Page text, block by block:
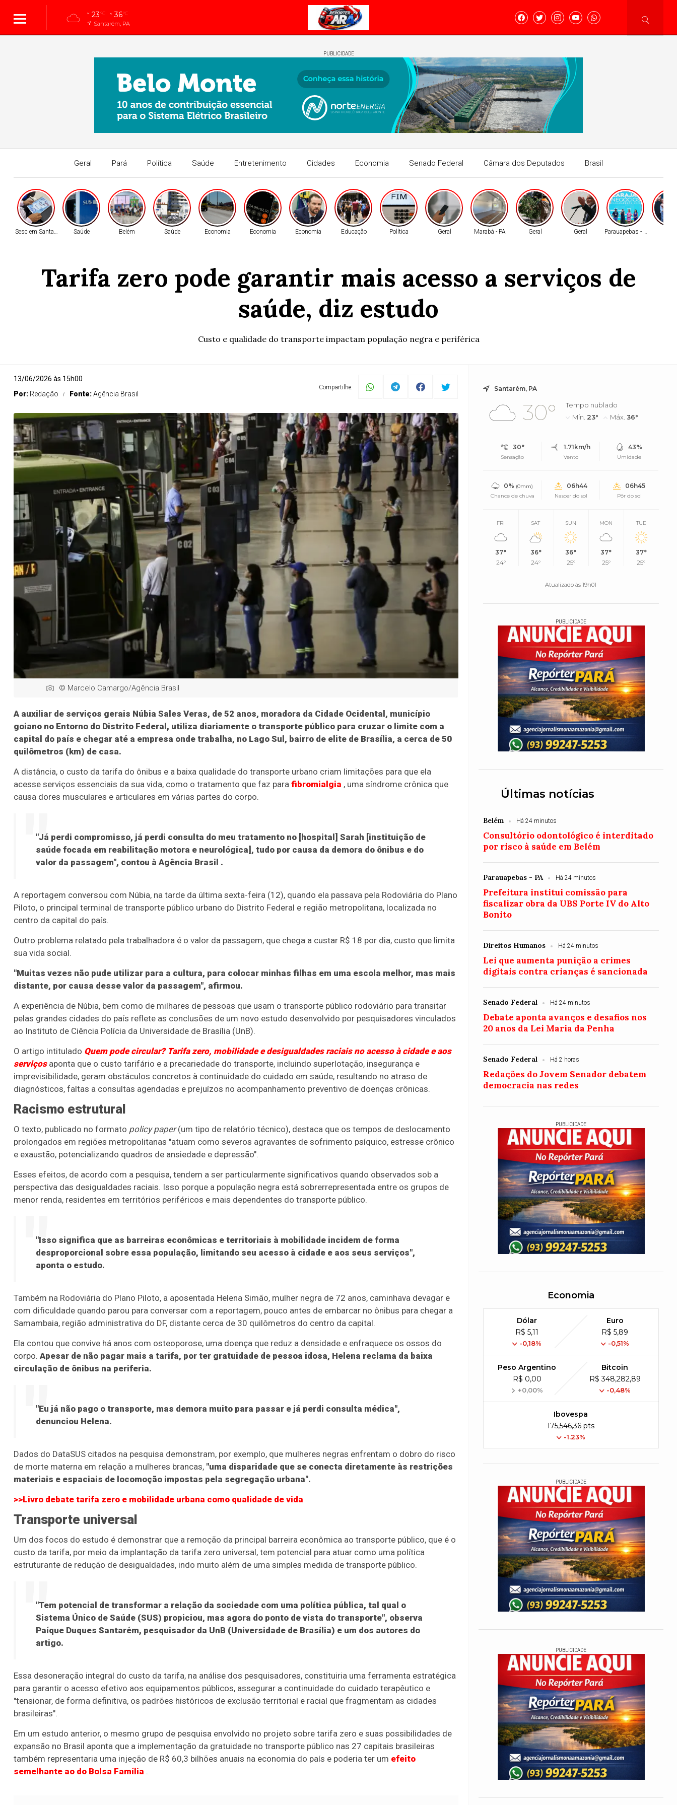
23°C 36°C
Santarém, PA
PUBLICIDADE
Geral Pará Política Saúde Entretenimento Cidades Economia Senado Federal Câmara dos Deputados Brasil
Sesc em Santarém Saúde Belém Saúde Economia Economia Economia Educação Política Geral Marabá - PA Geral Geral Parauapebas - PA
Tarifa zero pode garantir mais acesso a serviços de
saúde, diz estudo
Custo e qualidade do transporte impactam população negra e periférica
13/06/2026 às 15h00
Por: Redação Fonte:Agência Brasil
Compartilhe:
© Marcelo Camargo/Agência Brasil
A auxiliar de serviços gerais Núbia Sales Veras, de 52 anos, moradora da Cidade Ocidental, município
goiano no Entorno do Distrito Federal, utiliza diariamente o transporte público para cruzar o limite com a
capital do país e chegar até a empresa onde trabalha, no Lago Sul, bairro de elite de Brasília, a cerca de 50
quilômetros (km) de casa.
A distância, o custo da tarifa do ônibus e a baixa qualidade do transporte urbano criam limitações para que ela
acesse serviços essenciais da sua vida, como o tratamento que faz para fibromialgia , uma síndrome crônica que
causa dores musculares e articulares em várias partes do corpo.
"Já perdi compromisso, já perdi consulta do meu tratamento no [hospital] Sarah [instituição de
saúde focada em reabilitação motora e neurológica], tudo por causa da demora do ônibus e do
valor da passagem", contou àAgência Brasil .
A reportagem conversou com Núbia, na tarde da última sexta-feira (12), quando ela passava pela Rodoviária do Plano
Piloto, o principal terminal de transporte público urbano do Distrito Federal e região metropolitana, localizada no
centro da capital do país.
Outro problema relatado pela trabalhadora é o valor da passagem, que chega a custar R$ 18 por dia, custo que limita
sua vida social.
"Muitas vezes não pude utilizar para a cultura, para colocar minhas filhas em uma escola melhor, mas mais
distante, por causa desse valor da passagem", afirmou.
A experiência de Núbia, bem como de milhares de pessoas que usam o transporte público rodoviário para transitar
pelas grandes cidades do país reflete as conclusões de um novo estudo desenvolvido por pesquisadores vinculados
ao Instituto de Ciência Polícia da Universidade de Brasília (UnB).
O artigo intitulado Quem pode circular? Tarifa zero, mobilidade e desigualdades raciais no acesso à cidade e aos
serviços aponta que o custo tarifário e a precariedade do transporte, incluindo superlotação, insegurança e
imprevisibilidade, geram obstáculos concretos à continuidade do cuidado em saúde, resultando no atraso de
diagnósticos, faltas a consultas agendadas e prejuízos no acompanhamento preventivo de doenças crônicas.
Racismo estrutural
O texto, publicado no formato policy paper(um tipo de relatório técnico), destaca que os tempos de deslocamento
prolongados em regiões metropolitanas "atuam como severos agravantes de sofrimento psíquico, estresse crônico
e exaustão, potencializando quadros de ansiedade e depressão".
Esses efeitos, de acordo com a pesquisa, tendem a ser particularmente significativos quando observados sob a
perspectiva das desigualdades raciais. Isso porque a população negra está sobrerrepresentada entre os grupos de
menor renda, residentes em territórios periféricos e mais dependentes do transporte público.
"Isso significa que as barreiras econômicas e territoriais à mobilidade incidem de forma
desproporcional sobre essa população, limitando seu acesso à cidade e aos seus serviços",
aponta o estudo.
Também na Rodoviária do Plano Piloto, a aposentada Helena Simão, mulher negra de 72 anos, caminhava devagar e
com dificuldade quando parou para conversar com a reportagem, pouco antes de embarcar no ônibus para chegar a
Samambaia, região administrativa do DF, distante cerca de 30 quilômetros do centro da capital.
Ela contou que convive há anos com osteoporose, uma doença que reduz a densidade e enfraquece os ossos do
corpo. Apesar de não pagar mais a tarifa, por ter gratuidade de pessoa idosa, Helena reclama da baixa
circulação de ônibus na periferia.
"Eu já não pago o transporte, mas demora muito para passar e já perdi consulta médica",
denunciou Helena.
Dados do DataSUS citados na pesquisa demonstram, por exemplo, que mulheres negras enfrentam o dobro do risco
de morte materna em relação a mulheres brancas, "uma disparidade que se conecta diretamente às restrições
materiais e espaciais de locomoção impostas pela segregação urbana".
>>Livro debate tarifa zero e mobilidade urbana como qualidade de vida
Transporte universal
Um dos focos do estudo é demonstrar que a remoção da principal barreira econômica ao transporte público, que é o
custo da tarifa, por meio da implantação da tarifa zero universal, tem potencial para atuar como uma política
estruturante de redução de desigualdades, indo muito além de uma simples medida de transporte público.
"Tem potencial de transformar a relação da sociedade com uma política pública, tal qual o
Sistema Único de Saúde (SUS) propiciou, mas agora do ponto de vista do transporte", observa
Paíque Duques Santarém, pesquisador da UnB (Universidade de Brasília) e um dos autores do
artigo.
Essa desoneração integral do custo da tarifa, na análise dos pesquisadores, constituiria uma ferramenta estratégica
para garantir o acesso efetivo aos equipamentos públicos, assegurar a continuidade do cuidado terapêutico e
"tensionar, de forma definitiva, os padrões históricos de exclusão territorial e racial que fragmentam as cidades
brasileiras".
Em um estudo anterior, o mesmo grupo de pesquisa envolvido no projeto sobre tarifa zero e suas possibilidades de
expansão no Brasil aponta que a implementação da gratuidade no transporte público nas 27 capitais brasileiras
também representaria uma injeção de R$ 60,3 bilhões anuais na economia do país e poderia ter um efeito
semelhante ao do Bolsa Família .
Santarém, PA
30°
Tempo nublado
Mín. 23° Máx.36°
30°
Sensação
1.71km/h
Vento
43%
Umidade
0% (0mm)
Chance de chuva
06h44
Nascer do sol
06h45
Pôr do sol
FRI
37°
24°
SAT
36°
24°
SUN
36°
25°
MON
37°
25°
TUE
37°
25°
Atualizado às 19h01
PUBLICIDADE
Últimas notícias
Belém Há 24 minutos
Consultório odontológico é interditado
por risco à saúde em Belém
Parauapebas - PA Há 24 minutos
Prefeitura institui comissão para
fiscalizar obra da UBS Porte IV do Alto
Bonito
Direitos Humanos Há 24 minutos
Lei que aumenta punição a crimes
digitais contra crianças é sancionada
Senado Federal Há 24 minutos
Debate aponta avanços e desafios nos
20 anos da Lei Maria da Penha
Senado Federal Há 2 horas
Redações do Jovem Senador debatem
democracia nas redes
PUBLICIDADE
Economia
Dólar
R$ 5,11
-0,18%
Euro
R$ 5,89
-0,51%
Peso Argentino
R$ 0,00
+0,00%
Bitcoin
R$ 348,282,89
-0,48%
Ibovespa
175,546,36 pts
-1.23%
PUBLICIDADE
PUBLICIDADE